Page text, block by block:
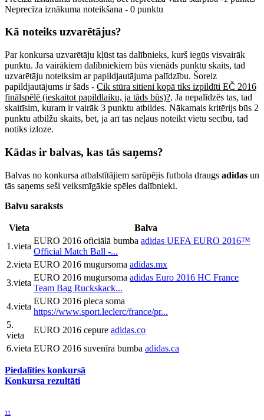
Neprecīza iznākuma noteikšana - 0 punktu
Kā noteiks uzvarētājus?
Par konkursa uzvarētāju kļūst tas dalībnieks, kurš iegūs visvairāk
punktu. Ja vairākiem dalībniekiem būs vienāds punktu skaits, tad
uzvarētāju noteiksim ar papildjautājuma palīdzību. Šoreiz
papildjautājums ir šāds - Cik stūra sitieni kopā tiks izpildīti EČ 2016
finālspēlē (ieskaitot papildlaiku, ja tāds būs)?. Ja nepalīdzēs tas, tad
skaitīsim, kuram ir vairāk 3 punktu atbildes. Nākamais kritērijs būs 2
punktu atbilžu skaits, bet, ja arī tas neļaus noteikt vietu secību, tad
notiks izloze.
Kādas ir balvas, kas tās saņems?
Balvas no konkursa atbalstītājiem sarūpējis futbola draugs adidas un
tās saņems seši veiksmīgākie spēles dalībnieki.
Balvu saraksts
Vieta
Balva
1.vieta
EURO 2016 oficiālā bumba adidas UEFA EURO 2016™
Official Match Ball -...
2.vieta EURO 2016 mugursoma adidas.mx
3.vieta
EURO 2016 mugursoma adidas Euro 2016 HC France
Team Bag Ruckskack...
4.vieta
EURO 2016 pleca soma
https://www.sport.leclerc/france/pr...
5.
vieta
EURO 2016 cepure adidas.co
6.vieta EURO 2016 suvenīra bumba adidas.ca
Piedalīties konkursā
Konkursa rezultāti
11